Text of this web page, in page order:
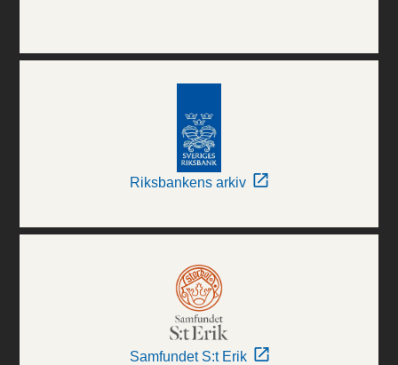
Riksbankens arkiv
Samfundet S:t Erik